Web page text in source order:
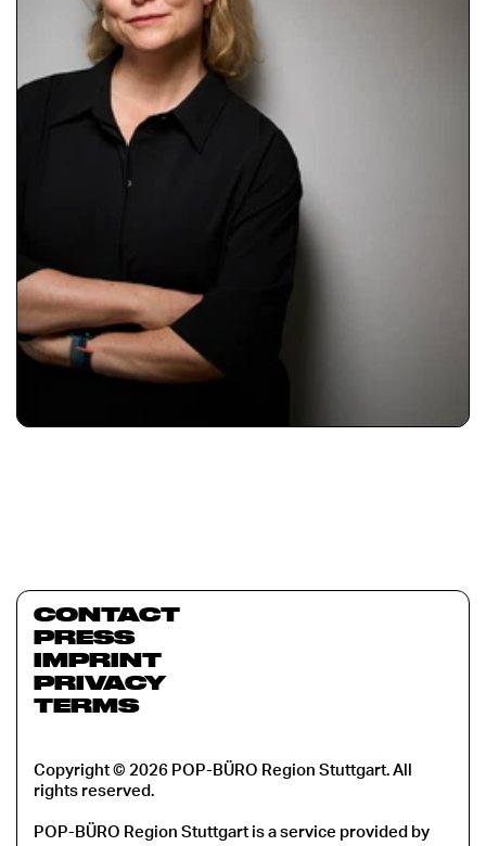
CONTACT
PRESS
IMPRINT
PRIVACY
TERMS
Copyright © 2026 POP-BÜRO Region Stuttgart. All
rights reserved.
POP-BÜRO Region Stuttgart is a service provided by